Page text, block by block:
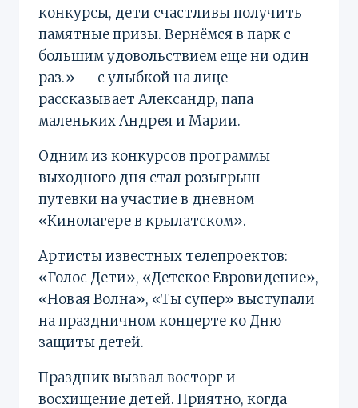
конкурсы, дети счастливы получить
памятные призы. Вернёмся в парк с
большим удовольствием еще ни один
раз.» — с улыбкой на лице
рассказывает Александр, папа
маленьких Андрея и Марии.
Одним из конкурсов программы
выходного дня стал розыгрыш
путевки на участие в дневном
«Кинолагере в крылатском».
Артисты известных телепроектов:
«Голос Дети», «Детское Евровидение»,
«Новая Волна», «Ты супер» выступали
на праздничном концерте ко Дню
защиты детей.
Праздник вызвал восторг и
восхищение детей. Приятно, когда